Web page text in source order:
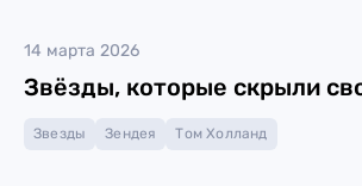
14 марта 2026
Звёзды, которые скрыли
Звезды Зендея Том Холланд